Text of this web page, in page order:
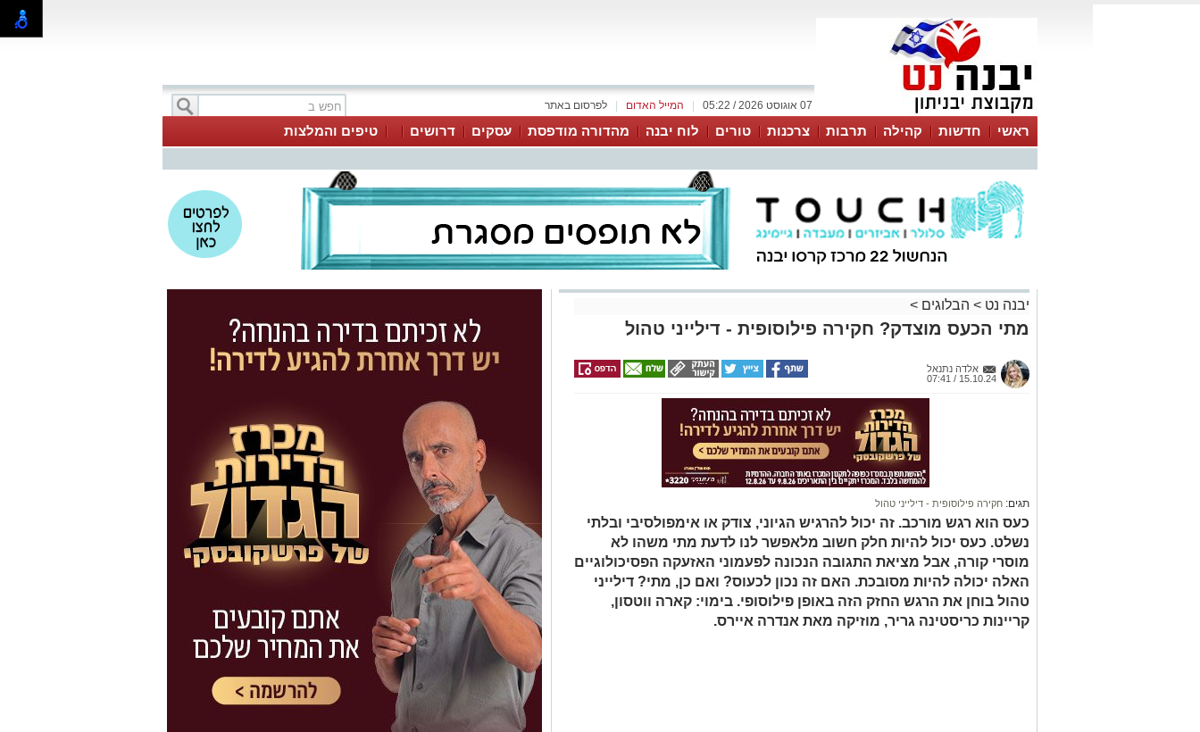
לפרסום באתר המייל האדום 07 אוגוסט 2026 / 05:22
ראשי חדשות קהילה תרבות צרכנות טורים לוח יבנה מהדורה מודפסת עסקים דרושים טיפים והמלצות
יבנה נט > הבלוגים >
מתי הכעס מוצדק? חקירה פילוסופית - דילייני טהול
אלדה נתנאל
15.10.24 / 07:41
תגים: חקירה פילוסופית - דילייני טהול
כעס הוא רגש מורכב. זה יכול להרגיש הגיוני, צודק או אימפולסיבי ובלתי
נשלט. כעס יכול להיות חלק חשוב מלאפשר לנו לדעת מתי משהו לא
מוסרי קורה, אבל מציאת התגובה הנכונה לפעמוני האזעקה הפסיכולוגיים
האלה יכולה להיות מסובכת. האם זה נכון לכעוס? ואם כן, מתי? דילייני
טהול בוחן את הרגש החזק הזה באופן פילוסופי. בימוי: קארה ווטסון,
קריינות כריסטינה גריר, מוזיקה מאת אנדרה איירס.